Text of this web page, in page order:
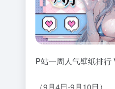
P站一周人气壁纸排行